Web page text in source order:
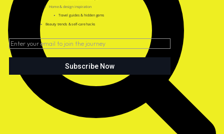
Subscribe Now
Beauty trends & self-care hacks
Travel guides & hidden gems
Home & design inspiration